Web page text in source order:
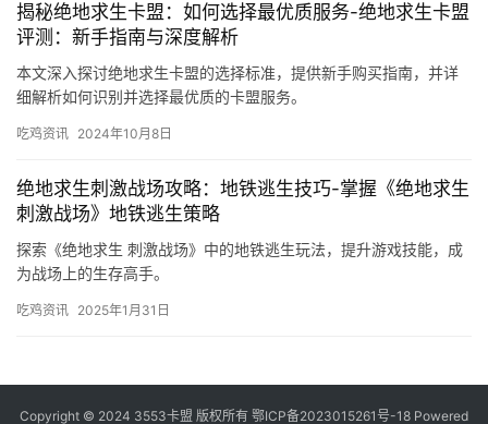
揭秘绝地求生卡盟：如何选择最优质服务-绝地求生卡盟
评测：新手指南与深度解析
本文深入探讨绝地求生卡盟的选择标准，提供新手购买指南，并详
细解析如何识别并选择最优质的卡盟服务。
吃鸡资讯 2024年10月8日
绝地求生刺激战场攻略：地铁逃生技巧-掌握《绝地求生
刺激战场》地铁逃生策略
探索《绝地求生 刺激战场》中的地铁逃生玩法，提升游戏技能，成
为战场上的生存高手。
吃鸡资讯 2025年1月31日
Copyright © 2024 3553卡盟 版权所有 鄂ICP备2023015261号-18 Powered